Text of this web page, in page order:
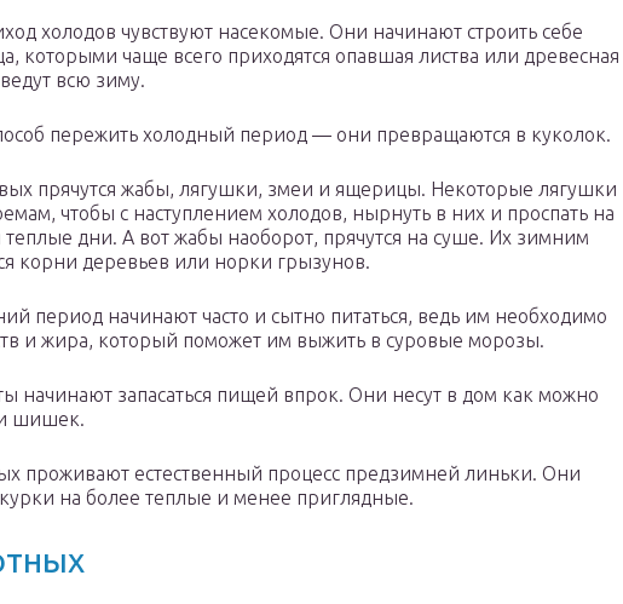
холодов чувствуют насекомые. Они начинают строить себе
которыми чаще всего приходятся опавшая листва или древесная
всю зиму.
пережить холодный период — они превращаются в куколок.
прячутся жабы, лягушки, змеи и ящерицы. Некоторые лягушки
чтобы с наступлением холодов, нырнуть в них и проспать на
теплые дни. А вот жабы наоборот, прячутся на суше. Их зимним
корни деревьев или норки грызунов.
период начинают часто и сытно питаться, ведь им необходимо
и жира, который поможет им выжить в суровые морозы.
начинают запасаться пищей впрок. Они несут в дом как можно
шишек.
проживают естественный процесс предзимней линьки. Они
на более теплые и менее приглядные.